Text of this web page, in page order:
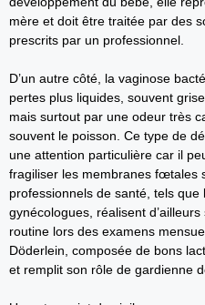
mère et doit être traitée par des
prescrits par un professionnel.
D’un autre côté, la vaginose
pertes plus liquides, souvent
mais surtout par une odeur très
souvent le poisson. Ce type de
une attention particulière car il
fragiliser les membranes fœtales
professionnels de santé, tels
gynécologues, réalisent
routine lors des examens
Döderlein, composée de bons
et remplit son rôle de gardienne